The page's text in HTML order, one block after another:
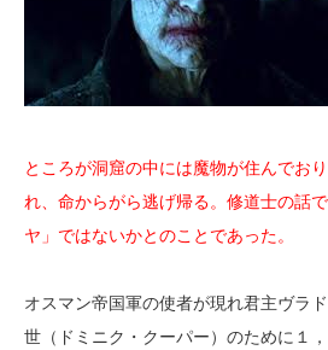
ところが洞窟の中には魔物が住んでお
れ、命からがら逃げ帰る。修道士の話
ヤ」ではないかとのことであった。
オスマン帝国軍の使者が現れ君主ヴラ
世（ドミニク・クーパー）のために１